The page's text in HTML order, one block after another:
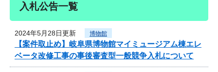
入札公告一覧
2024年5月28日更新 博物館
【案件取止め】岐阜県博物館マイミュージアム棟エレ
ベータ改修工事の事後審査型一般競争入札について